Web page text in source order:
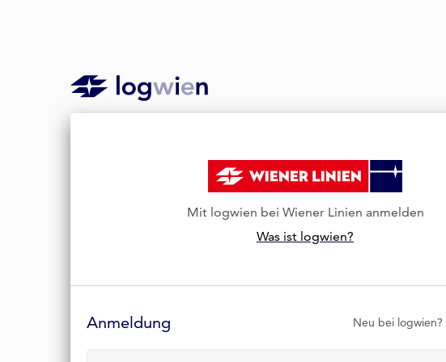
Mit logwien bei Wiener Linien anmelden
Was ist logwien?
Formular
Anmeldung Neu bei logwien?